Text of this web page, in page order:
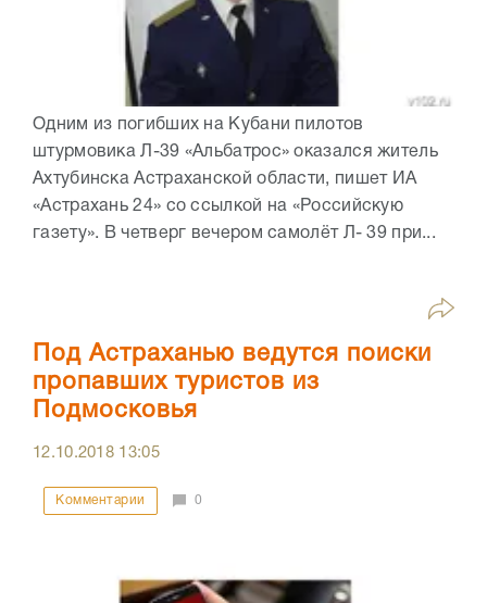
Одним из погибших на Кубани пилотов
штурмовика Л-39 «Альбатрос» оказался житель
Ахтубинска Астраханской области, пишет ИА
«Астрахань 24» со ссылкой на «Российскую
газету». В четверг вечером самолёт Л- 39 при...
Под Астраханью ведутся поиски
пропавших туристов из
Подмосковья
12.10.2018 13:05
Комментарии 0